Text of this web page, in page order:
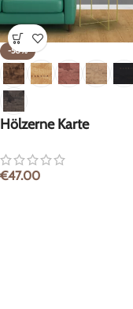
-50%
Hölzerne Karte
€47.00